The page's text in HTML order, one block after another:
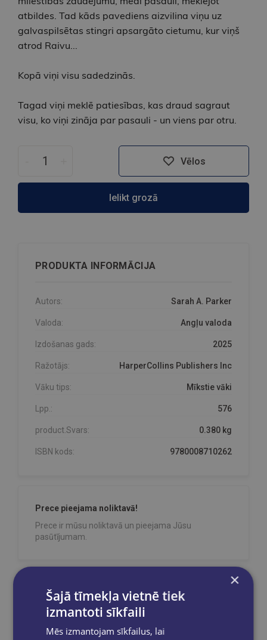
atbildes. Tad kāds pavediens aizvilina viņu uz
galvaspilsētas stingri apsargāto cietumu, kur viņš
atrod Raivu...
Kopā viņi visu sadedzinās.
Tagad viņi meklē patiesības, kas draud sagraut
visu, ko viņi zināja par pasauli - un viens par otru.
Vēlos
Ielikt grozā
PRODUKTA INFORMĀCIJA
Autors: Sarah A. Parker
Valoda: Angļu valoda
Izdošanas gads: 2025
Ražotājs: HarperCollins Publishers Inc
Vāku tips: Mīkstie vāki
Lpp.: 576
product.Svars: 0.380 kg
ISBN kods: 9780008710262
Prece pieejama noliktavā!
Prece ir mūsu noliktavā un pieejama Jūsu
pasūtījumam.
Reģistrējies un saņem 10% atlaidi pilnas
cenas precēm.
Apmaksātie pasūtījumi tiekapstrādāti un
×
Šajā tīmekļa vietnē tiek
izmantoti sīkfaili
Mēs izmantojam sīkfailus, lai